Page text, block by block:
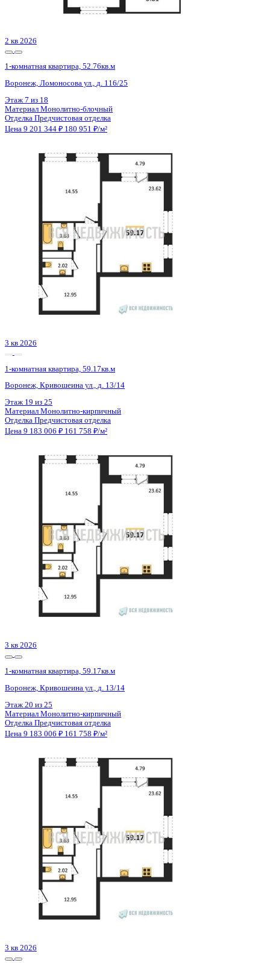
2 кв 2028
1-комнатная квартира, 39.15кв.м
Этаж 6 из 13
Материал Блочный
Отделка Предчистовая отделка
3 кв 2026
Воронеж, Березовая Роща ул., д. 1с
20 из 24
Черновая отделка + штукатурка + стяжка
Цена 9 197 056 ₽ 210 026 ₽/м²
1-комнатная квартира, 52.76кв.м
Воронеж, Ломоносова ул., д. 116/25
7 из 18
Материал Монолитно-блочный
Отделка Предчистовая отделка
Цена 9 201 344 ₽